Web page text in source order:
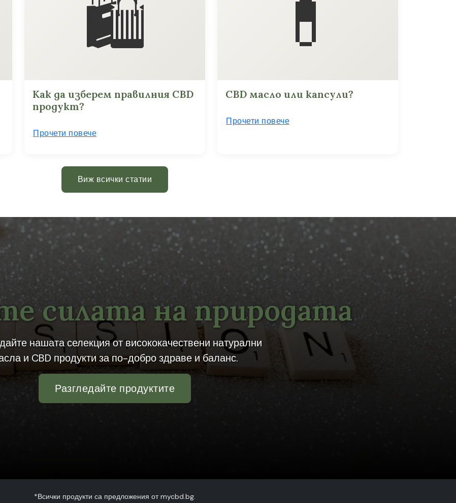
🛍️
Как да изберем правилния CBD
продукт?
Прочети повече
💊
CBD масло или капсули?
Прочети повече
Виж всички статии
силата на природата
нашата селекция от висококачествени натурални
и CBD продукти за по-добро здраве и баланс.
Разгледайте продуктите
*Всички продукти са предложения от mycbd.bg.